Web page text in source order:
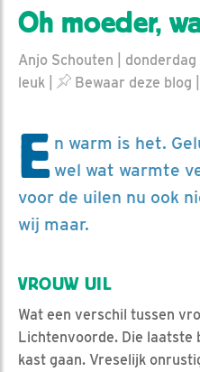
Oh moeder,
Anjo Schouten |
leuk
Bewaar deze blog
E n warm is het.
wel wat warmte
voor de uilen nu ook
wij maar.
VROUW UIL
Wat een verschil tussen
Lichtenvoorde. Die laatste
kast gaan. Vreselijk